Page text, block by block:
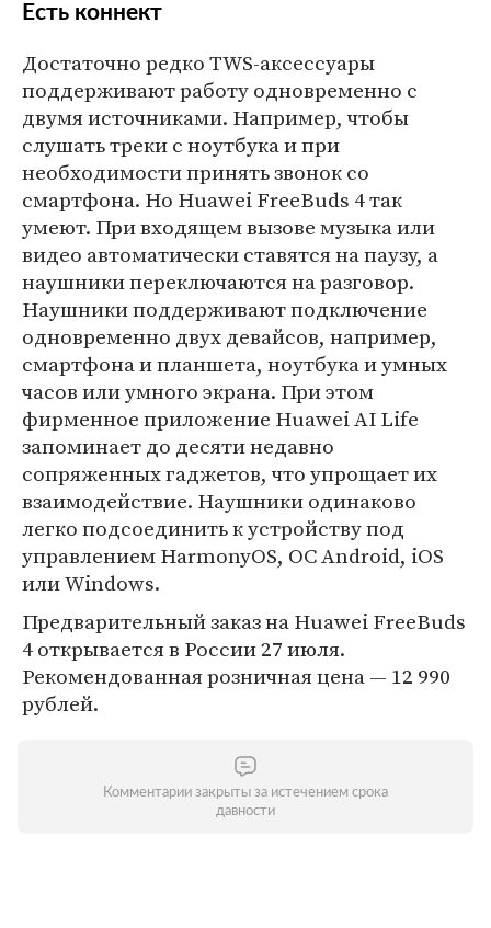
Есть коннект
Достаточно редко TWS-аксессуары
поддерживают работу одновременно с
двумя источниками. Например, чтобы
слушать треки с ноутбука и при
необходимости принять звонок со
смартфона. Но Huawei FreeBuds 4 так
умеют. При входящем вызове музыка или
видео автоматически ставятся на паузу, а
наушники переключаются на разговор.
Наушники поддерживают подключение
одновременно двух девайсов, например,
смартфона и планшета, ноутбука и умных
часов или умного экрана. При этом
фирменное приложение Huawei AI Life
запоминает до десяти недавно
сопряженных гаджетов, что упрощает их
взаимодействие. Наушники одинаково
легко подсоединить к устройству под
управлением HarmonyOS, ОС Android, iOS
или Windows.
Предварительный заказ на Huawei FreeBuds
4 открывается в России 27 июля.
Рекомендованная розничная цена — 12 990
рублей.
Комментарии закрыты за истечением срока
давности